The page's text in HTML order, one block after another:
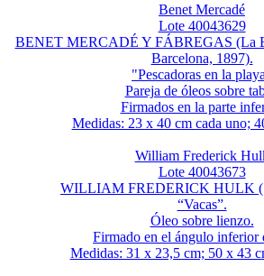
Benet Mercadé
Lote 40043629
BENET MERCADÉ Y FÁBREGAS (La
Barcelona, 1897).
"Pescadoras en la
Pareja de óleos sobre
Firmados en la parte
Medidas: 23 x 40 cm cada uno;
William Frederick
Lote 40043673
WILLIAM FREDERICK HULK
“Vacas”.
Óleo sobre lienzo.
Firmado en el ángulo inferior
Medidas: 31 x 23,5 cm; 50 x 43